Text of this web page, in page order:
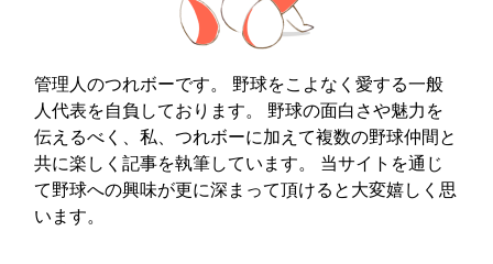
管理人のつれボーです。 野球をこよなく愛する一般
人代表を自負しております。 野球の面白さや魅力を
伝えるべく、私、つれボーに加えて複数の野球仲間と
共に楽しく記事を執筆しています。 当サイトを通じ
て野球への興味が更に深まって頂けると大変嬉しく思
います。